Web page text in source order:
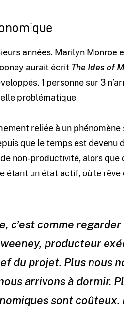
années. Marilyn Monroe
aurait écrit The Ides of
1 personne sur 3
problématique.
reliée à un phénomène
que le temps est devenu
non-productivité, alors que
étant un état actif, où le rêve
c’est comme
producteur
du projet. Plus nous
arrivons à dormir.
sont